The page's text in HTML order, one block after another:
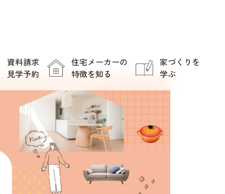
資料請求
見学予約
住宅メーカーの
特徴を知る
家づくりを
学ぶ